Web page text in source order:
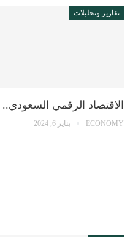
تقارير وتحليلات
الاقتصاد الرقمي
ECONOMY يناير 6, 2024